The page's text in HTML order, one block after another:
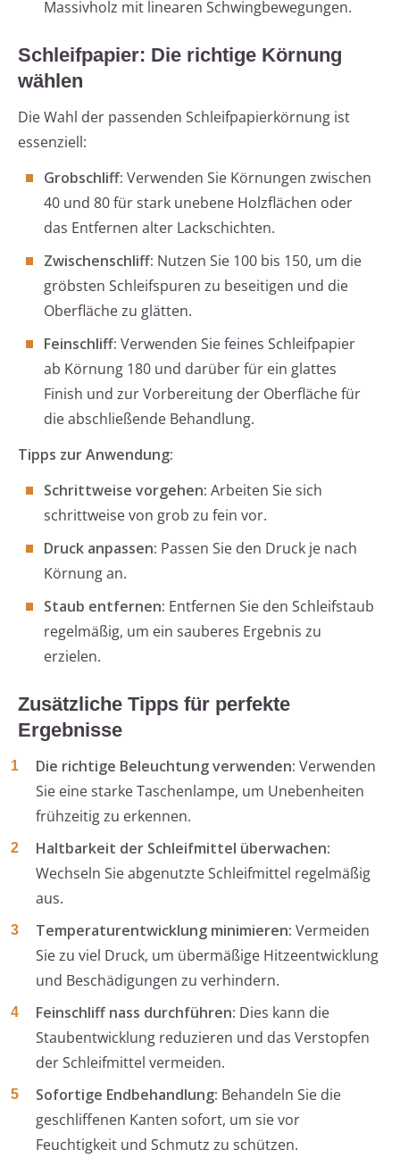
Massivholz mit linearen Schwingbewegungen.
Schleifpapier: Die richtige Körnung
wählen
Die Wahl der passenden Schleifpapierkörnung ist
essenziell:
Grobschliff: Verwenden Sie Körnungen zwischen
40 und 80 für stark unebene Holzflächen oder
das Entfernen alter Lackschichten.
Zwischenschliff: Nutzen Sie 100 bis 150, um die
gröbsten Schleifspuren zu beseitigen und die
Oberfläche zu glätten.
Feinschliff: Verwenden Sie feines Schleifpapier
ab Körnung 180 und darüber für ein glattes
Finish und zur Vorbereitung der Oberfläche für
die abschließende Behandlung.
Tipps zur Anwendung:
Schrittweise vorgehen: Arbeiten Sie sich
schrittweise von grob zu fein vor.
Druck anpassen: Passen Sie den Druck je nach
Körnung an.
Staub entfernen: Entfernen Sie den Schleifstaub
regelmäßig, um ein sauberes Ergebnis zu
erzielen.
Zusätzliche Tipps für perfekte
Ergebnisse
Die richtige Beleuchtung verwenden: Verwenden
Sie eine starke Taschenlampe, um Unebenheiten
frühzeitig zu erkennen.
Haltbarkeit der Schleifmittel überwachen:
Wechseln Sie abgenutzte Schleifmittel regelmäßig
aus.
Temperaturentwicklung minimieren: Vermeiden
Sie zu viel Druck, um übermäßige Hitzeentwicklung
und Beschädigungen zu verhindern.
Feinschliff nass durchführen: Dies kann die
Staubentwicklung reduzieren und das Verstopfen
der Schleifmittel vermeiden.
Sofortige Endbehandlung: Behandeln Sie die
geschliffenen Kanten sofort, um sie vor
Feuchtigkeit und Schmutz zu schützen.